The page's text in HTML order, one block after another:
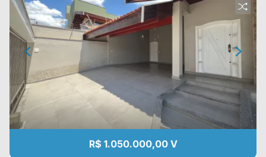
R$ 1.050.000,00 V